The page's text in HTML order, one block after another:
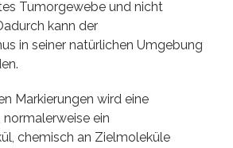
Tumorgewebe und nicht
kann der
in seiner natürlichen Umgebung
Markierungen wird eine
ein
chemisch an Zielmoleküle